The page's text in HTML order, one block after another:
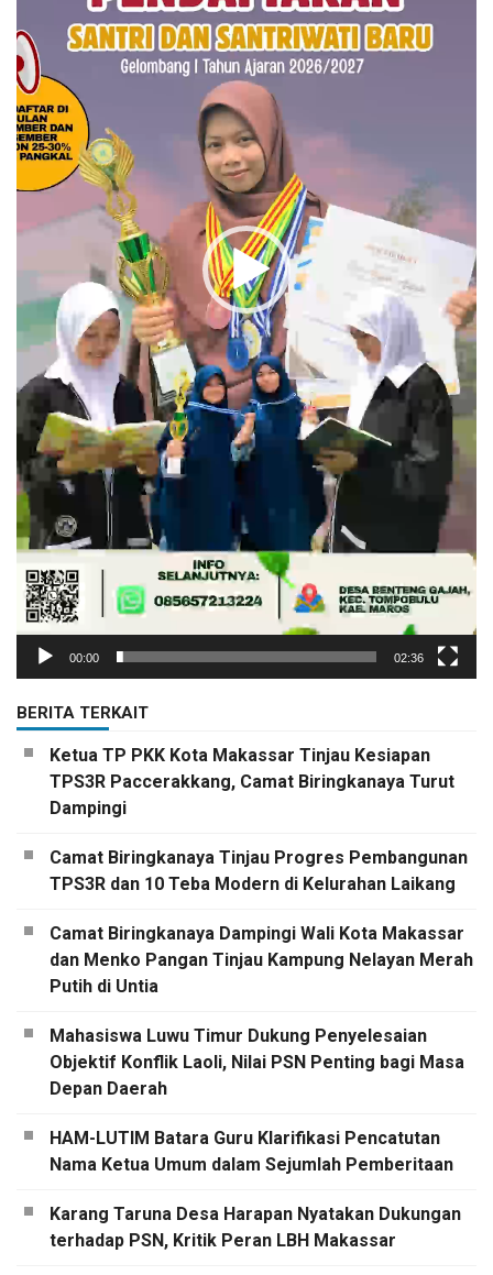
00:00 02:36
BERITA TERKAIT
Ketua TP PKK Kota Makassar Tinjau Kesiapan
TPS3R Paccerakkang, Camat Biringkanaya Turut
Dampingi
Camat Biringkanaya Tinjau Progres Pembangunan
TPS3R dan 10 Teba Modern di Kelurahan Laikang
Camat Biringkanaya Dampingi Wali Kota Makassar
dan Menko Pangan Tinjau Kampung Nelayan Merah
Putih di Untia
Mahasiswa Luwu Timur Dukung Penyelesaian
Objektif Konflik Laoli, Nilai PSN Penting bagi Masa
Depan Daerah
HAM-LUTIM Batara Guru Klarifikasi Pencatutan
Nama Ketua Umum dalam Sejumlah Pemberitaan
Karang Taruna Desa Harapan Nyatakan Dukungan
terhadap PSN, Kritik Peran LBH Makassar